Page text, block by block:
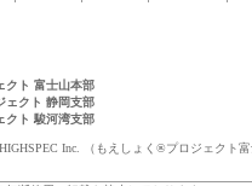
クト 富士山本部
ェクト 静岡支部
クト 駿河湾支部
Inc. （もえしょく®プロジェクト